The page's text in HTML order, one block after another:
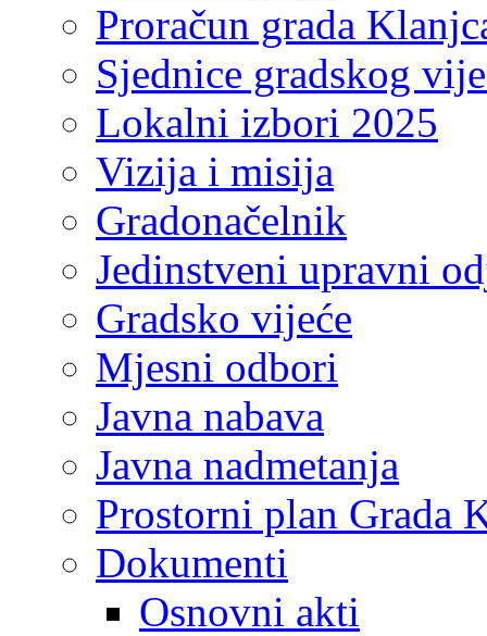
Proračun grada
Sjednice gradskog
Lokalni izbori 2025
Vizija i misija
Gradonačelnik
Jedinstveni upravni
Gradsko vijeće
Mjesni odbori
Javna nabava
Javna nadmetanja
Prostorni plan Grada
Dokumenti
Osnovni akti